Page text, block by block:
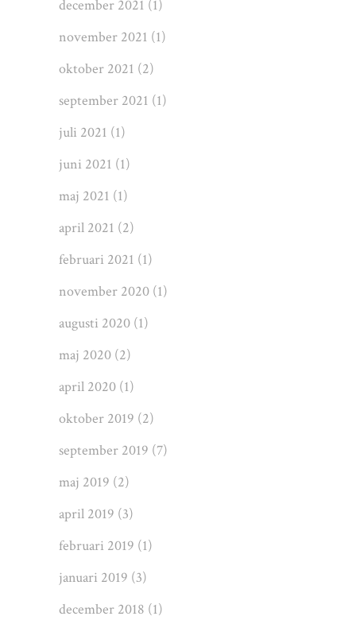
december 2021 (1)
november 2021 (1)
oktober 2021 (2)
september 2021 (1)
juli 2021 (1)
juni 2021 (1)
maj 2021 (1)
april 2021 (2)
februari 2021 (1)
november 2020 (1)
augusti 2020 (1)
maj 2020 (2)
april 2020 (1)
oktober 2019 (2)
september 2019 (7)
maj 2019 (2)
april 2019 (3)
februari 2019 (1)
januari 2019 (3)
december 2018 (1)